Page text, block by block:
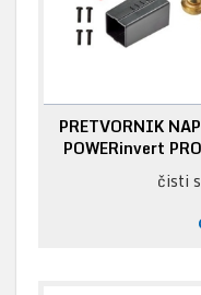
PRETVORNIK
POWERinvert
čisti